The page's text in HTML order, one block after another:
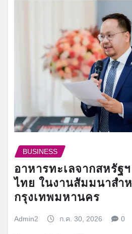
BUSINESS
อาหารทะเลจากสหรัฐ
ไทย ในงานสัมมนาสำ
กรุงเทพมหานคร
Admin2 ก.ค. 30, 2026 0